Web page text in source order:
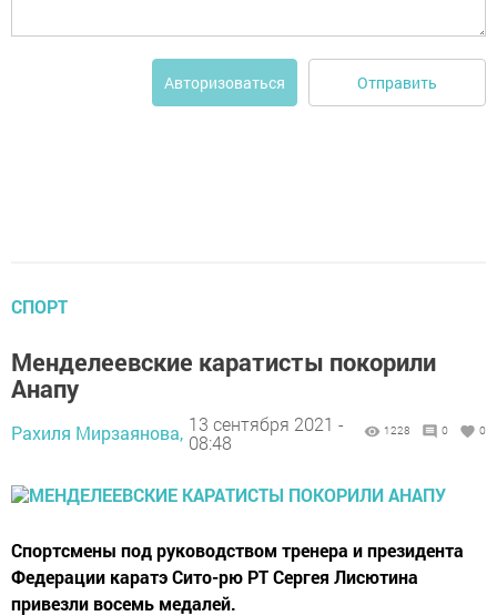
Авторизоваться Отправить
СПОРТ
Менделеевские каратисты покорили
Анапу
Рахиля Мирзаянова, 13 сентября 2021 -
08:48
1228 0 0
Спортсмены под руководством тренера и президента
Федерации каратэ Сито-рю РТ Сергея Лисютина
привезли восемь медалей.